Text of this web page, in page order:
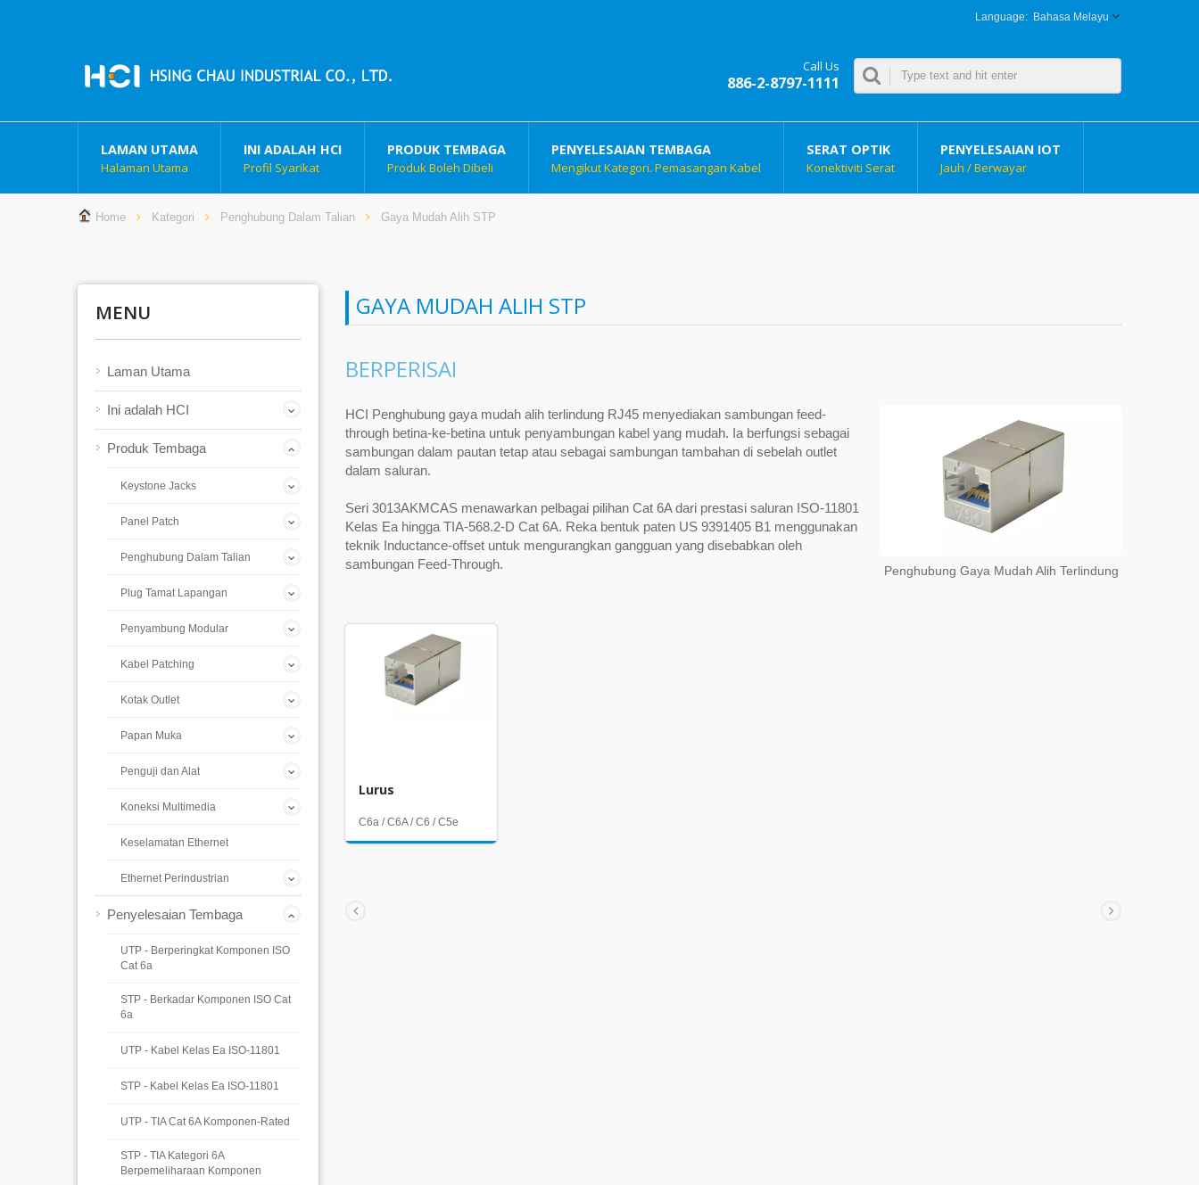
Bahasa Melayu
Call Us
886-2-8797-1111
LAMAN UTAMA
Halaman Utama
INI ADALAH HCI
Profil Syarikat
PRODUK TEMBAGA
Produk Boleh Dibeli
PENYELESAIAN TEMBAGA
Mengikut Kategori. Pemasangan Kabel
SERAT OPTIK
Konektiviti Serat
PENYELESAIAN IOT
Jauh / Berwayar
Home Kategori Penghubung Dalam Talian Gaya Mudah Alih STP
MENU
Laman Utama
Ini adalah HCI
Produk Tembaga
Keystone Jacks
Panel Patch
Penghubung Dalam Talian
Plug Tamat Lapangan
Penyambung Modular
Kabel Patching
Kotak Outlet
Papan Muka
Penguji dan Alat
Koneksi Multimedia
Keselamatan Ethernet
Ethernet Perindustrian
Penyelesaian Tembaga
UTP - Berperingkat Komponen ISO
Cat 6a
STP - Berkadar Komponen ISO Cat
6a
UTP - Kabel Kelas Ea ISO-11801
STP - Kabel Kelas Ea ISO-11801
UTP - TIA Cat 6A Komponen-Rated
STP - TIA Kategori 6A
Berpemeliharaan Komponen
GAYA MUDAH ALIH STP
BERPERISAI
Penghubung Gaya Mudah Alih Terlindung
HCI Penghubung gaya mudah alih terlindung RJ45 menyediakan sambungan feed-
through betina-ke-betina untuk penyambungan kabel yang mudah. Ia berfungsi sebagai
sambungan dalam pautan tetap atau sebagai sambungan tambahan di sebelah outlet
dalam saluran.
Seri 3013AKMCAS menawarkan pelbagai pilihan Cat 6A dari prestasi saluran ISO-11801
Kelas Ea hingga TIA-568.2-D Cat 6A. Reka bentuk paten US 9391405 B1 menggunakan
teknik Inductance-offset untuk mengurangkan gangguan yang disebabkan oleh
sambungan Feed-Through.
Lurus
C6a / C6A / C6 / C5e